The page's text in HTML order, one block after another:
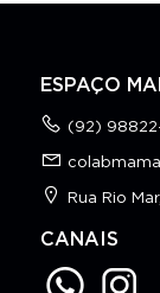
ESPAÇO
(92)
Rua Rio
CANAIS